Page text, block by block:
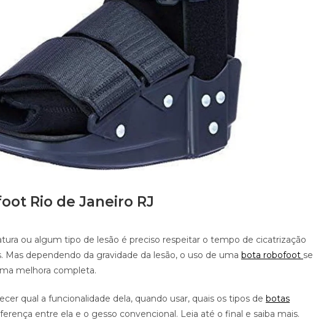
Rio de Janeiro RJ
ou algum tipo de lesão é preciso respeitar o tempo de cicatrização
Mas dependendo da gravidade da lesão, o uso de uma bota robofoot se
melhora completa.
qual a funcionalidade dela, quando usar, quais os tipos de botas
entre ela e o gesso convencional. Leia até o final e saiba mais.